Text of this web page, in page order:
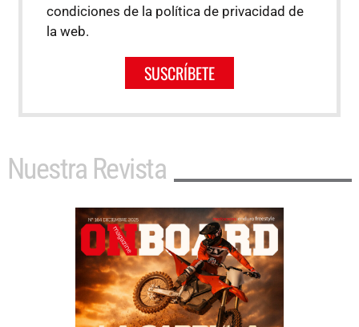
condiciones de la política de privacidad de
la web.
SUSCRÍBETE
Nuestra Revista